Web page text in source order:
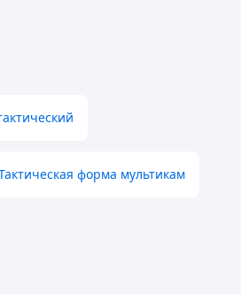
форма мультикам